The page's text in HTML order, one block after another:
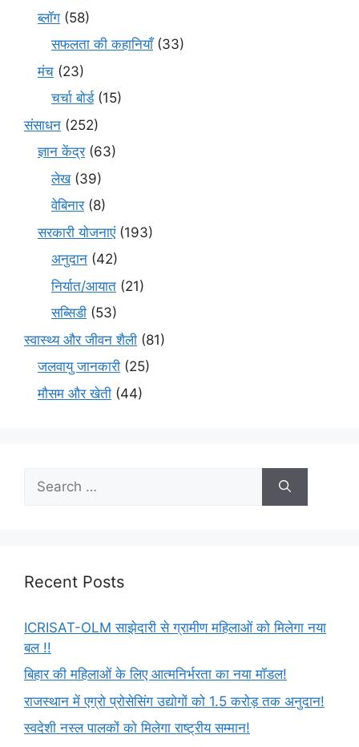
ब्लॉग (58)
सफलता की कहानियाँ(33)
मंच (23)
चर्चा बोर्ड(15)
संसाधन (252)
ज्ञान केंद्र(63)
लेख(39)
वेबिनार(8)
सरकारी योजनाएं(193)
अनुदान (42)
निर्यात/आयात (21)
सब्सिडी (53)
स्वास्थ्य और जीवन शैली (81)
जलवायु जानकारी (25)
मौसम और खेती (44)
Recent Posts
ICRISAT-OLM साझेदारी से ग्रामीण महिलाओं को मिलेगा नया
बल !!
बिहार की महिलाओं के लिए आत्मनिर्भरता का नया मॉडल!
राजस्थान में एग्रो प्रोसेसिंग उद्योगों को 1.5 करोड़ तक अनुदान!
स्वदेशी नस्ल पालकों को मिलेगा राष्ट्रीय सम्मान!